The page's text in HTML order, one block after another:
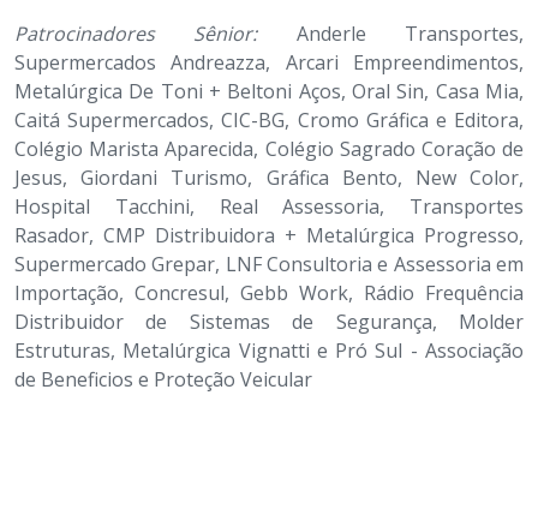
Patrocinadores Sênior: Anderle Transportes,
Supermercados Andreazza, Arcari Empreendimentos,
Metalúrgica De Toni + Beltoni Aços, Oral Sin, Casa Mia,
Caitá Supermercados, CIC-BG, Cromo Gráfica e Editora,
Colégio Marista Aparecida, Colégio Sagrado Coração de
Jesus, Giordani Turismo, Gráfica Bento, New Color,
Hospital Tacchini, Real Assessoria, Transportes
Rasador, CMP Distribuidora + Metalúrgica Progresso,
Supermercado Grepar, LNF Consultoria e Assessoria em
Importação, Concresul, Gebb Work, Rádio Frequência
Distribuidor de Sistemas de Segurança, Molder
Estruturas, Metalúrgica Vignatti e Pró Sul - Associação
de Beneficios e Proteção Veicular